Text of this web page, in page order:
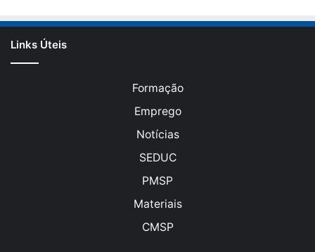
Links Úteis
Formação
Emprego
Notícias
SEDUC
PMSP
Materiais
CMSP